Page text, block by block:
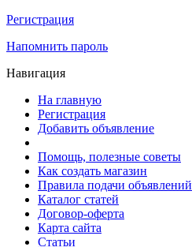
Регистрация
Напомнить пароль
Навигация
На главную
Регистрация
Добавить объявление
Помощь, полезные советы
Как создать магазин
Правила подачи объявлений
Каталог статей
Договор-оферта
Карта сайта
Статьи